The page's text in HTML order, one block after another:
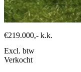
€219.000,- k.k.
Excl. btw
Verkocht